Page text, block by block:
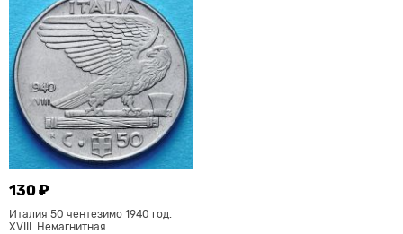
130 ₽
Италия 50 чентезимо 1940 год.
XVIII. Немагнитная.